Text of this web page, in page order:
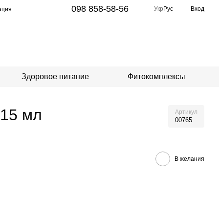
098 858-58-56 Укр Рус Вход
Здоровое питание Фитокомплексы
мл Артикул
00765
В желания